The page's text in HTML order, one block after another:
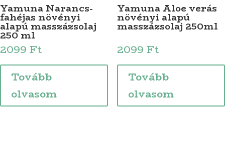
Yamuna Narancs-
fahéjas növényi
alapú masszázsolaj
250 ml
2099 Ft
Tovább
olvasom
Yamuna Aloe verás
növényi alapú
masszázsolaj 250ml
2099 Ft
Tovább
olvasom